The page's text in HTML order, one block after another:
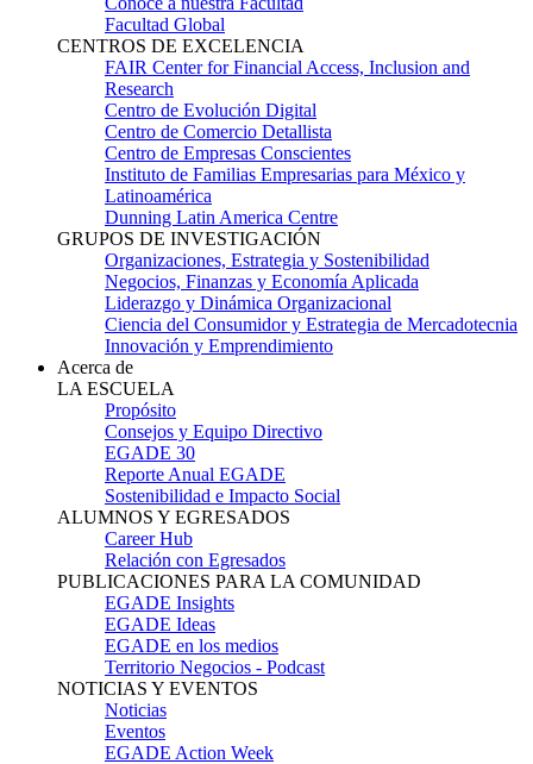
Facultad Global
CENTROS DE EXCELENCIA
FAIR Center for Financial Access, Inclusion and
Research
Centro de Evolución Digital
Centro de Comercio Detallista
Centro de Empresas Conscientes
Instituto de Familias Empresarias para México y
Latinoamérica
Dunning Latin America Centre
GRUPOS DE INVESTIGACIÓN
Organizaciones, Estrategia y Sostenibilidad
Negocios, Finanzas y Economía Aplicada
Liderazgo y Dinámica Organizacional
Ciencia del Consumidor y Estrategia de Mercadotecnia
Innovación y Emprendimiento
Acerca de
LA ESCUELA
Propósito
Consejos y Equipo Directivo
EGADE 30
Reporte Anual EGADE
Sostenibilidad e Impacto Social
ALUMNOS Y EGRESADOS
Career Hub
Relación con Egresados
PUBLICACIONES PARA LA COMUNIDAD
EGADE Insights
EGADE Ideas
EGADE en los medios
Territorio Negocios - Podcast
NOTICIAS Y EVENTOS
Noticias
Eventos
EGADE Action Week